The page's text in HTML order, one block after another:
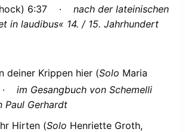
6:37 · nach der lateinischen
in laudibus« 14. / 15. Jahrhundert
deiner Krippen hier (Solo Maria
· im Gesangbuch von Schemelli
Paul Gerhardt
Hirten (Solo Henriette Groth,